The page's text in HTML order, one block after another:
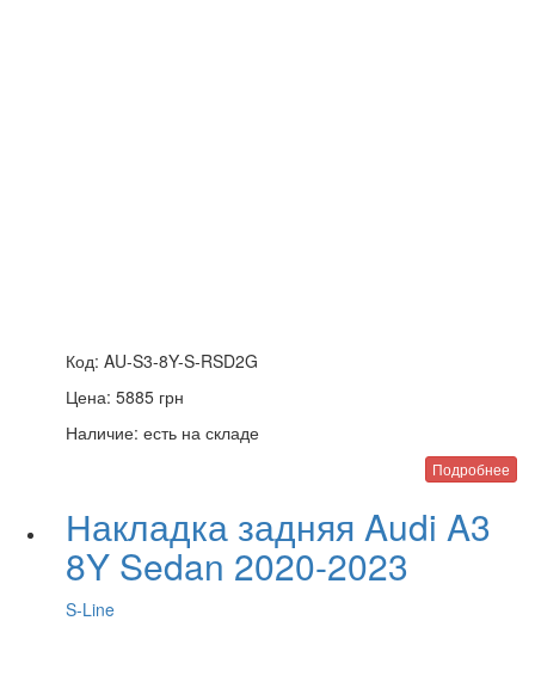
Код: AU-S3-8Y-S-RSD2G
Цена: 5885 грн
Наличие: есть на складе
Подробнее
Накладка задняя Audi A3
8Y Sedan 2020-2023
S-Line